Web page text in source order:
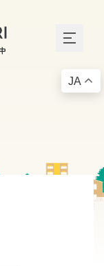
JA